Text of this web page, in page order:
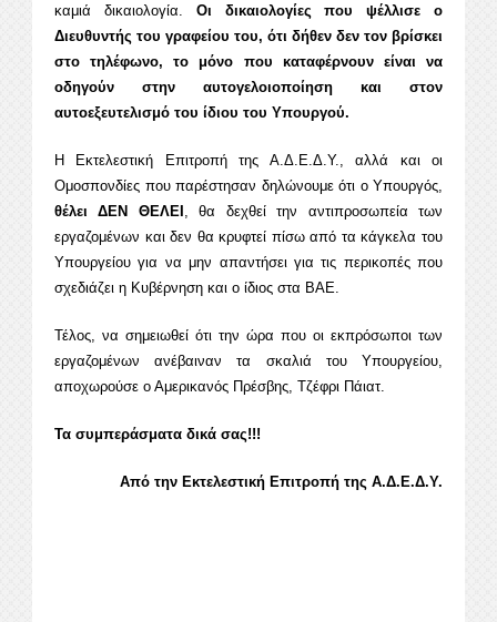
καμιά δικαιολογία. Οι δικαιολογίες που ψέλλισε ο
Διευθυντής του γραφείου του, ότι δήθεν δεν τον βρίσκει
στο τηλέφωνο, το μόνο που καταφέρνουν είναι να
οδηγούν στην αυτογελοιοποίηση και στον
αυτοεξευτελισμό του ίδιου του Υπουργού.
Η Εκτελεστική Επιτροπή της Α.Δ.Ε.Δ.Υ., αλλά και οι
Ομοσπονδίες που παρέστησαν δηλώνουμε ότι ο Υπουργός,
θέλει ΔΕΝ ΘΕΛΕΙ , θα δεχθεί την αντιπροσωπεία των
εργαζομένων και δεν θα κρυφτεί πίσω από τα κάγκελα του
Υπουργείου για να μην απαντήσει για τις περικοπές που
σχεδιάζει η Κυβέρνηση και ο ίδιος στα ΒΑΕ.
Τέλος, να σημειωθεί ότι την ώρα που οι εκπρόσωποι των
εργαζομένων ανέβαιναν τα σκαλιά του Υπουργείου,
αποχωρούσε ο Αμερικανός Πρέσβης, Τζέφρι Πάιατ.
Τα συμπεράσματα δικά σας!!!
Από την Εκτελεστική Επιτροπή της Α.Δ.Ε.Δ.Υ.